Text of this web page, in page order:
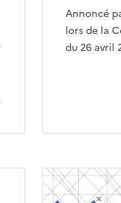
Annoncé
lors de la
du 26 avril